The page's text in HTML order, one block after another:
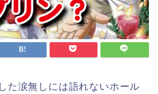
た涙無しには語れないホール